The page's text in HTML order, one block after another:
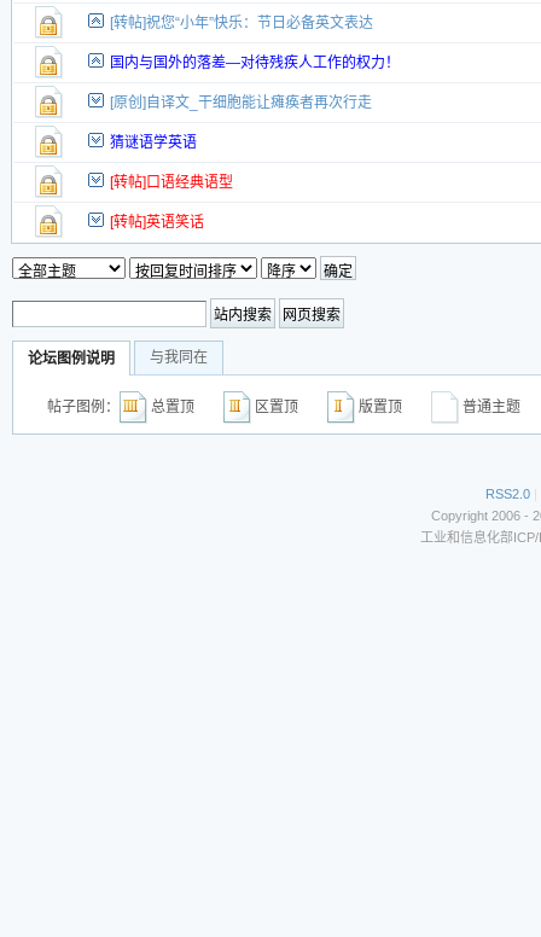
[转帖]祝您“小年”快乐：节日必备英文表达
国内与国外的落差—对待残疾人工作的权力！
[原创]自译文_干细胞能让瘫痪者再次行走
猜谜语学英语
[转帖]口语经典语型
[转帖]英语笑话
论坛图例说明 与我同在
帖子图例： 总置顶 区置顶 版置顶 普通主
RSS2.0 |
Copyright 2006 -
工业和信息化部